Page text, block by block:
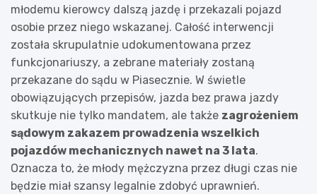
młodemu kierowcy dalszą jazdę i przekazali pojazd
osobie przez niego wskazanej. Całość interwencji
została skrupulatnie udokumentowana przez
funkcjonariuszy, a zebrane materiały zostaną
przekazane do sądu w Piasecznie. W świetle
obowiązujących przepisów, jazda bez prawa jazdy
skutkuje nie tylko mandatem, ale także zagrożeniem
sądowym zakazem prowadzenia wszelkich
pojazdów mechanicznych nawet na 3 lata.
Oznacza to, że młody mężczyzna przez długi czas nie
będzie miał szansy legalnie zdobyć uprawnień.